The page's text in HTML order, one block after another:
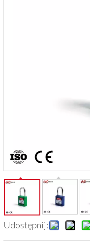
Udostępnij: